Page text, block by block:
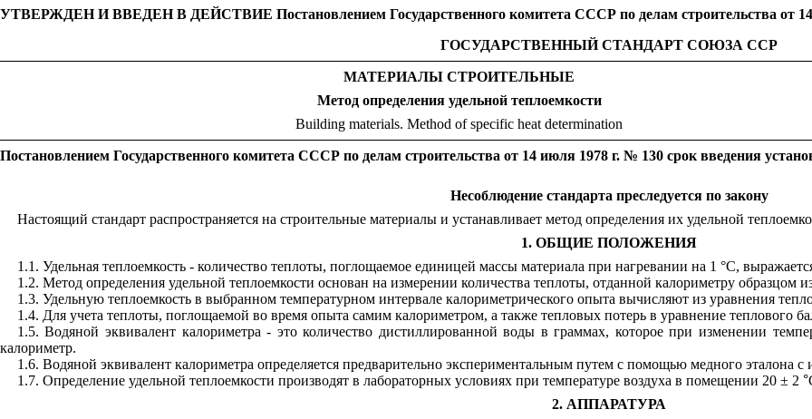
УТВЕРЖДЕН И ВВЕДЕН В ДЕЙСТВИЕ Постановлением Государственного комитета СССР по делам строительства от
ГОСУДАРСТВЕННЫЙ СТАНДАРТ СОЮЗА ССР
МАТЕРИАЛЫ СТРОИТЕЛЬНЫЕ
Метод определения удельной теплоемкости
Building materials. Method of specific heat determination
Постановлением Государственного комитета СССР по делам строительства от 14 июля 1978 г. № 130 срок введения
Несоблюдение стандарта преследуется по закону
Настоящий стандарт распространяется на строительные материалы и устанавливает метод определения их удельной
1. ОБЩИЕ ПОЛОЖЕНИЯ
1.1. Удельная теплоемкость - количество теплоты, поглощаемое единицей массы материала при нагревании на 1 °С,
1.2. Метод определения удельной теплоемкости основан на измерении количества теплоты, отданной калориметру образцом
1.3. Удельную теплоемкость в выбранном температурном интервале калориметрического опыта вычисляют из уравнения
1.4. Для учета теплоты, поглощаемой во время опыта самим калориметром, а также тепловых потерь в уравнение теплового
1.5. Водяной эквивалент калориметра - это количество дистиллированной воды в граммах, которое при изменении
калориметр.
1.6. Водяной эквивалент калориметра определяется предварительно экспериментальным путем с помощью медного эталона с
1.7. Определение удельной теплоемкости производят в лабораторных условиях при температуре воздуха в помещении 20 ± 2 °
2. АППАРАТУРА